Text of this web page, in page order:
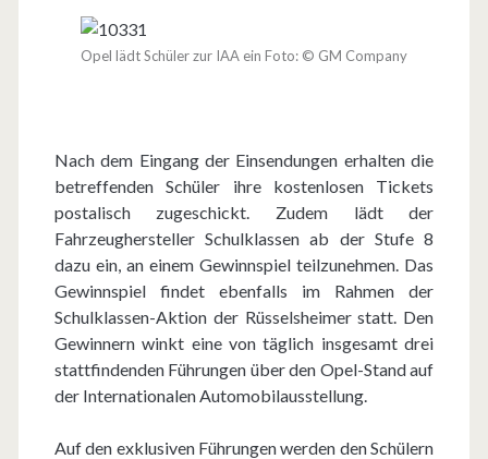
Opel lädt Schüler zur IAA ein Foto: © GM Company
Nach dem Eingang der Einsendungen erhalten die
betreffenden Schüler ihre kostenlosen Tickets
postalisch zugeschickt. Zudem lädt der
Fahrzeughersteller Schulklassen ab der Stufe 8
dazu ein, an einem Gewinnspiel teilzunehmen. Das
Gewinnspiel findet ebenfalls im Rahmen der
Schulklassen-Aktion der Rüsselsheimer statt. Den
Gewinnern winkt eine von täglich insgesamt drei
stattfindenden Führungen über den Opel-Stand auf
der Internationalen Automobilausstellung.
Auf den exklusiven Führungen werden den Schülern